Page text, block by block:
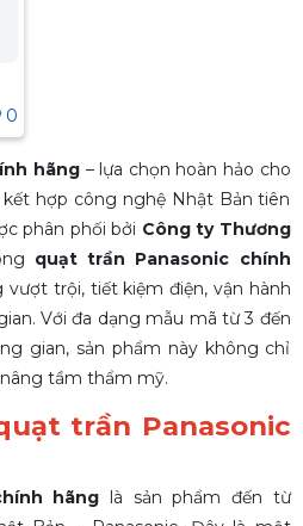
mode) có thể tùy chỉnh
linh hoạt Điều khiển từ
xa với màn hình LCD
0
hãng– lựa chọn hoàn hảo cho
hợp công nghệ Nhật Bản tiên
phân phối bởi Công ty Thương
quạt trần Panasonic chính
trội, tiết kiệm điện, vận hành
Với đa dạng mẫu mã từ 3 đến
gian, sản phẩm này không chỉ
tầm thẩm mỹ.
trần Panasonic
hãng là sản phẩm đến từ